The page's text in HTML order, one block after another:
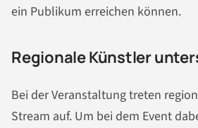
ein Publikum erreichen können.
Regionale Künstler
Bei der Veranstaltung treten
Stream auf. Um bei dem Event